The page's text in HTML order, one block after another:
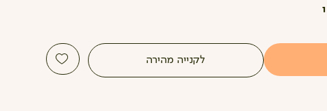
לקנייה מהירה